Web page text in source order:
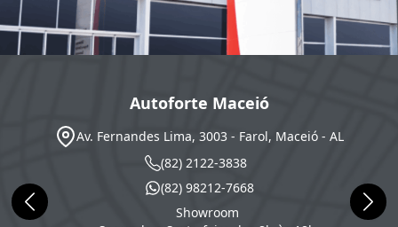
Autoforte Maceió
Av. Fernandes Lima, 3003 - Farol, Maceió - AL
(82) 2122-3838
(82) 98212-7668
Showroom